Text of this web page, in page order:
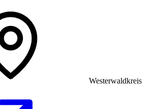
Westerwaldkreis